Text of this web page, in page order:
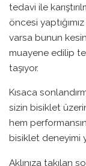
tedavi ile
öncesi
varsa bunun
muayene edilip
taşıyor.
Kısaca
sizin bisiklet
hem
bisiklet deneyimi
Aklınıza takılan